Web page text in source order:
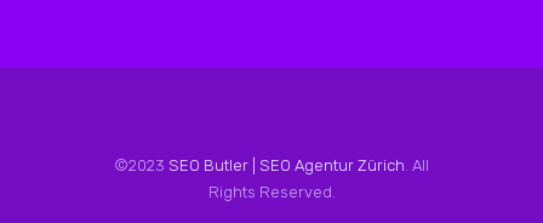
©2023 SEO Butler | SEO Agentur Zürich. All
Rights Reserved.